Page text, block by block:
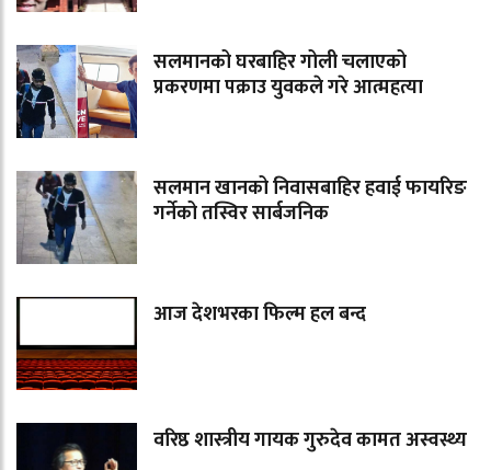
सलमानको घरबाहिर गोली चलाएको
प्रकरणमा पक्राउ युवकले गरे आत्महत्या
सलमान खानको निवासबाहिर हवाई फायरिङ
गर्नेको तस्विर सार्बजनिक
आज देशभरका फिल्म हल बन्द
वरिष्ठ शास्त्रीय गायक गुरुदेव कामत अस्वस्थ्य